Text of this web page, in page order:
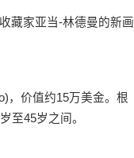
藏家亚当-林德曼的新画
，价值约15万美金。根
至45岁之间。